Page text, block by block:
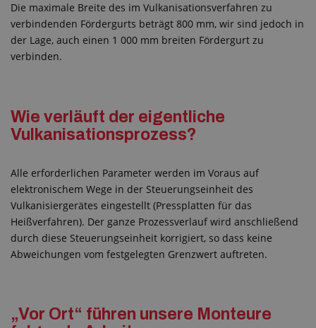
Die maximale Breite des im Vulkanisationsverfahren zu
verbindenden Fördergurts beträgt 800 mm, wir sind jedoch in
der Lage, auch einen 1 000 mm breiten Fördergurt zu
verbinden.
Wie verläuft der eigentliche
Vulkanisationsprozess?
Alle erforderlichen Parameter werden im Voraus auf
elektronischem Wege in der Steuerungseinheit des
Vulkanisiergerätes eingestellt (Pressplatten für das
Heißverfahren). Der ganze Prozessverlauf wird anschließend
durch diese Steuerungseinheit korrigiert, so dass keine
Abweichungen vom festgelegten Grenzwert auftreten.
„Vor Ort“ führen unsere Monteure